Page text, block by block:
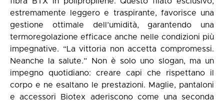
estremamente leggero e traspirante, favorisce una
gestione ottimale dell’umidità, garantendo una
termoregolazione efficace anche nelle condizioni più
impegnative. “La vittoria non accetta compromessi.
Neanche la salute.” Non è solo uno slogan, ma un
impegno quotidiano: creare capi che rispettano il
corpo e ne esaltano le prestazioni. Maglie, pantaloni
e accessori Biotex aderiscono come una seconda